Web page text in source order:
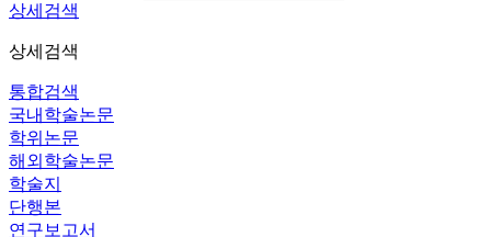
상세검색
상세검색
통합검색
국내학술논문
학위논문
해외학술논문
학술지
단행본
연구보고서